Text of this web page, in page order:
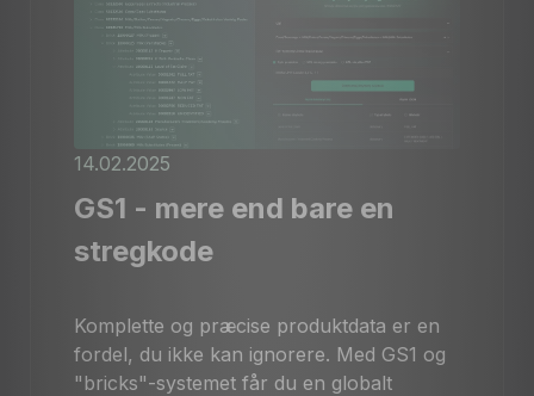
14.02.2025
GS1 - mere end bare en
stregkode
Komplette og præcise produktdata er en
fordel, du ikke kan ignorere. Med GS1 og
"bricks"-systemet får du en globalt